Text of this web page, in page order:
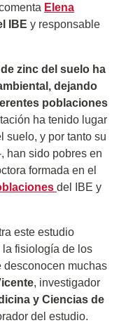
Elena
IBE y responsable
zinc del suelo ha
dejando
poblaciones
ha tenido lugar
suelo, y por tanto su
han sido pobres en
formada en el
del IBE y
este estudio
fisiología de los
desconocen muchas
, investigador
y Ciencias de
del estudio.